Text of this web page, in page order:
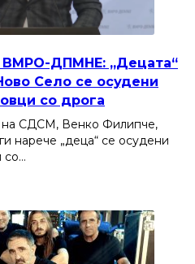
ВМРО-ДПМНЕ: „Децата“
Село се осудени
со дрога
на СДСМ, Венко Филипче,
нарече „деца“ се осудени
со…